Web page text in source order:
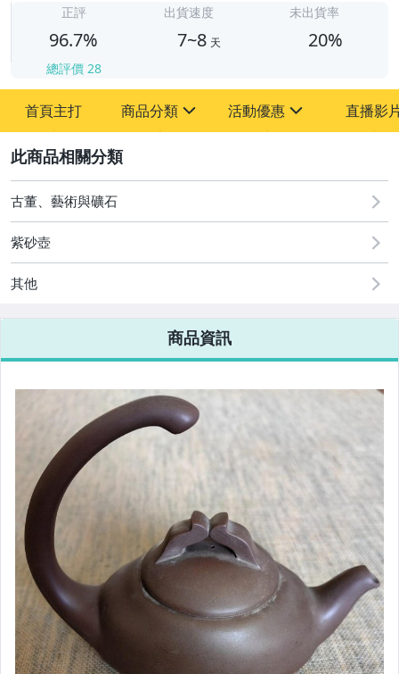
正評
96.7%
總評價 28
出貨速度
7~8 天
未出貨率
20%
首頁主打 商品分類
其它
活動優惠
[全店] 粉絲專享
[全店] 周年慶
直播影
古董、藝術與礦石
紫砂壺
其他
商品資訊